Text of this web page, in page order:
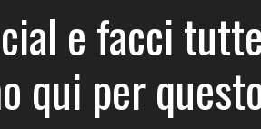
e facci
qui per